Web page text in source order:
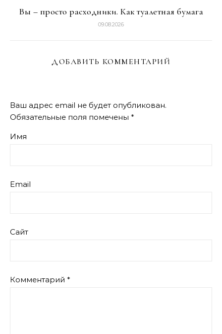
Вы – просто расходники. Как туалетная бумага
09.08.2026
ДОБАВИТЬ КОММЕНТАРИЙ
Ваш адрес email не будет опубликован.
Обязательные поля помечены *
Имя
Email
Сайт
Комментарий *